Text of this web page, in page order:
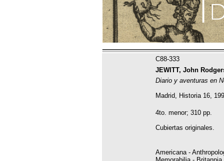
C88-333
JEWITT, John
Diario y aventuras en
Madrid, Historia 16,
4to. menor; 310 pp.
Cubiertas originales.
Americana -